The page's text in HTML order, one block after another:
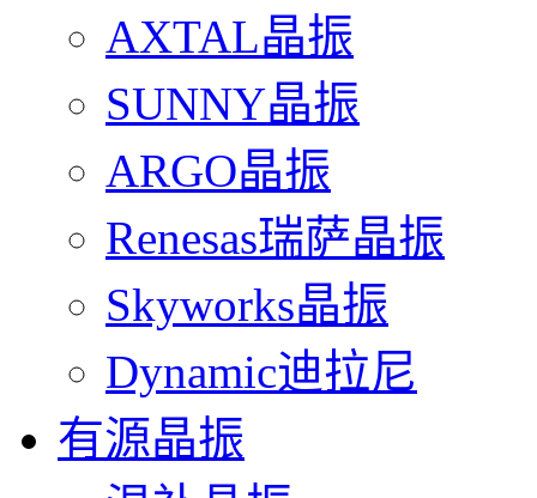
AXTAL晶振
SUNNY晶振
ARGO晶振
Renesas瑞萨晶振
Skyworks晶振
Dynamic迪拉尼
有源晶振